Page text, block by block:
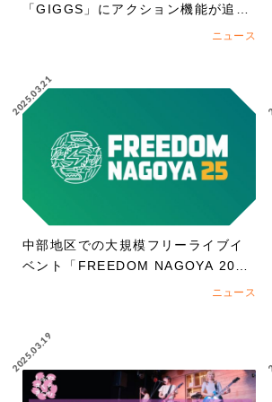
「GIGGS」にアクション機能が追
ニュース
2025.03.21
中部地区での大規模フリーライブイ
ベント「FREEDOM NAGOYA 202
5」への出演を賭けたオーディション
ニュース
2025.03.19